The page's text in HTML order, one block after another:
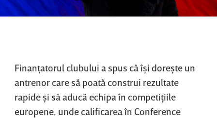
Finanţatorul clubului a spus că îşi doreşte un
antrenor care să poată construi rezultate
rapide şi să aducă echipa în competiţiile
europene, unde calificarea în Conference